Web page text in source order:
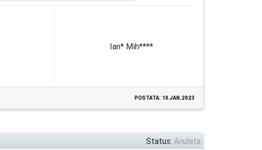
Ian* Mih****
POSTATA: 10.JAN.2023
Status: Anulata